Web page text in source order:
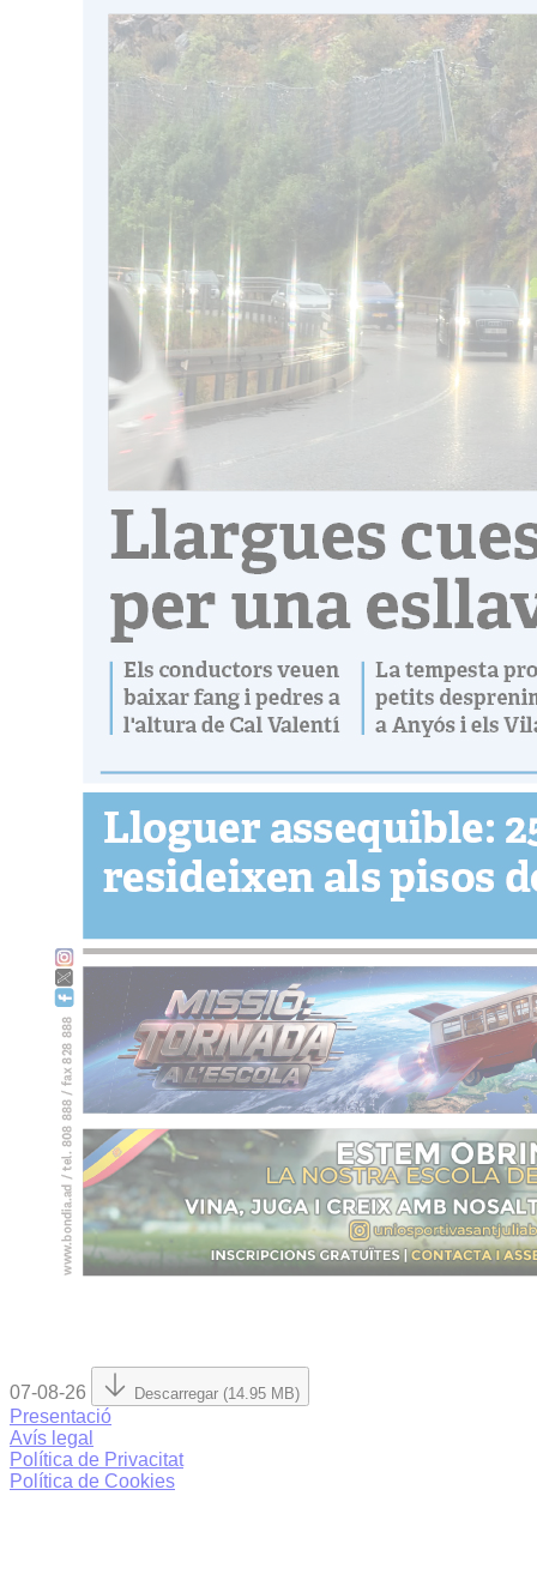
07-08-26 Descarregar (14.95 MB)
Presentació
Avís legal
Política de Privacitat
Política de Cookies